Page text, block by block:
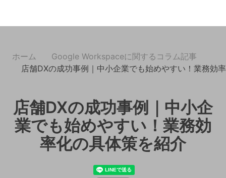
ホーム
Google Workspaceに関するコラム記事
店舗DXの成功事例｜中小企業でも始めやすい！業務効
店舗DXの成功事例｜中小企
業でも始めやすい！業務効
率化の具体策を紹介